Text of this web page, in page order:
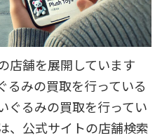
店舗を展開しています
るみの買取を行っている
ぐるみの買取を行ってい
、公式サイトの店舗検索